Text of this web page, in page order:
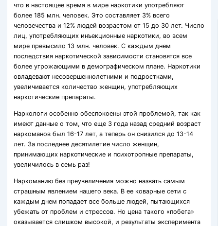
что в настоящее время в мире наркотики употребляют
более 185 млн. человек. Это составляет 3% всего
человечества и 12% людей возрастом от 15 до 30 лет. Число
лиц, употребляющих инъекционные наркотики, во всем
мире превысило 13 млн. человек. С каждым днем
последствия наркотической зависимости становятся все
более угрожающими в демографическом плане. Наркотики
овладевают несовершеннолетними и подростками,
увеличивается количество женщин, употребляющих
наркотические препараты.
Наркологи особенно обеспокоены этой проблемой, так как
имеют данные о том, что еще 3 года назад средний возраст
наркоманов был 16-17 лет, а теперь он снизился до 13-14
лет. За последнее десятилетие число женщин,
принимающих наркотические и психотропные препараты,
увеличилось в семь раз!
Наркоманию без преувеличения можно назвать самым
страшным явлением нашего века. В ее коварные сети с
каждым днем попадает все больше людей, пытающихся
убежать от проблем и стрессов. Но цена такого «побега»
оказывается слишком высокой, и результаты эксперимента